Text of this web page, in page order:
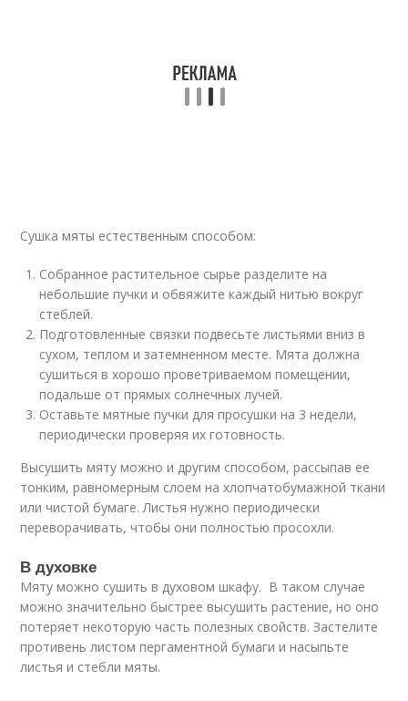
Сушка мяты естественным способом:
Собранное растительное сырье разделите на
небольшие пучки и обвяжите каждый нитью вокруг
стеблей.
Подготовленные связки подвесьте листьями вниз в
сухом, теплом и затемненном месте. Мята должна
сушиться в хорошо проветриваемом помещении,
подальше от прямых солнечных лучей.
Оставьте мятные пучки для просушки на 3 недели,
периодически проверяя их готовность.
Высушить мяту можно и другим способом, рассыпав ее
тонким, равномерным слоем на хлопчатобумажной ткани
или чистой бумаге. Листья нужно периодически
переворачивать, чтобы они полностью просохли.
В духовке
Мяту можно сушить в духовом шкафу. В таком случае
можно значительно быстрее высушить растение, но оно
потеряет некоторую часть полезных свойств. Застелите
противень листом пергаментной бумаги и насыпьте
листья и стебли мяты.